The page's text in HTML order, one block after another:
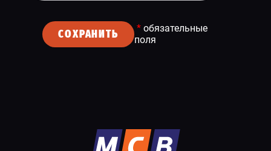
СОХРАНИТЬ * обязательные
поля